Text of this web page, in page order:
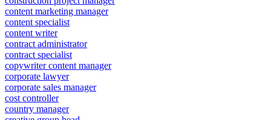
content marketing manager
content specialist
content writer
contract administrator
contract specialist
copywriter content manager
corporate lawyer
corporate sales manager
cost controller
country manager